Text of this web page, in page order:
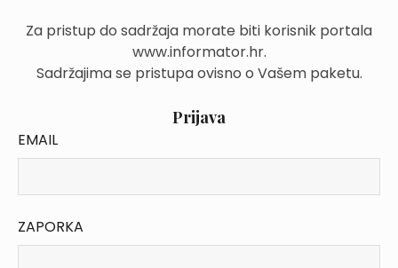
Za pristup do sadržaja morate biti korisnik portala
www.informator.hr.
Sadržajima se pristupa ovisno o Vašem paketu.
Prijava
EMAIL
ZAPORKA